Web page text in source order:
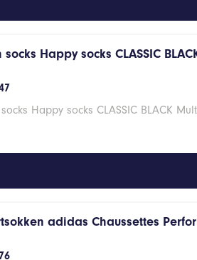
socks Happy socks CLASSIC
Happy socks CLASSIC BLACK
adidas Chaussettes